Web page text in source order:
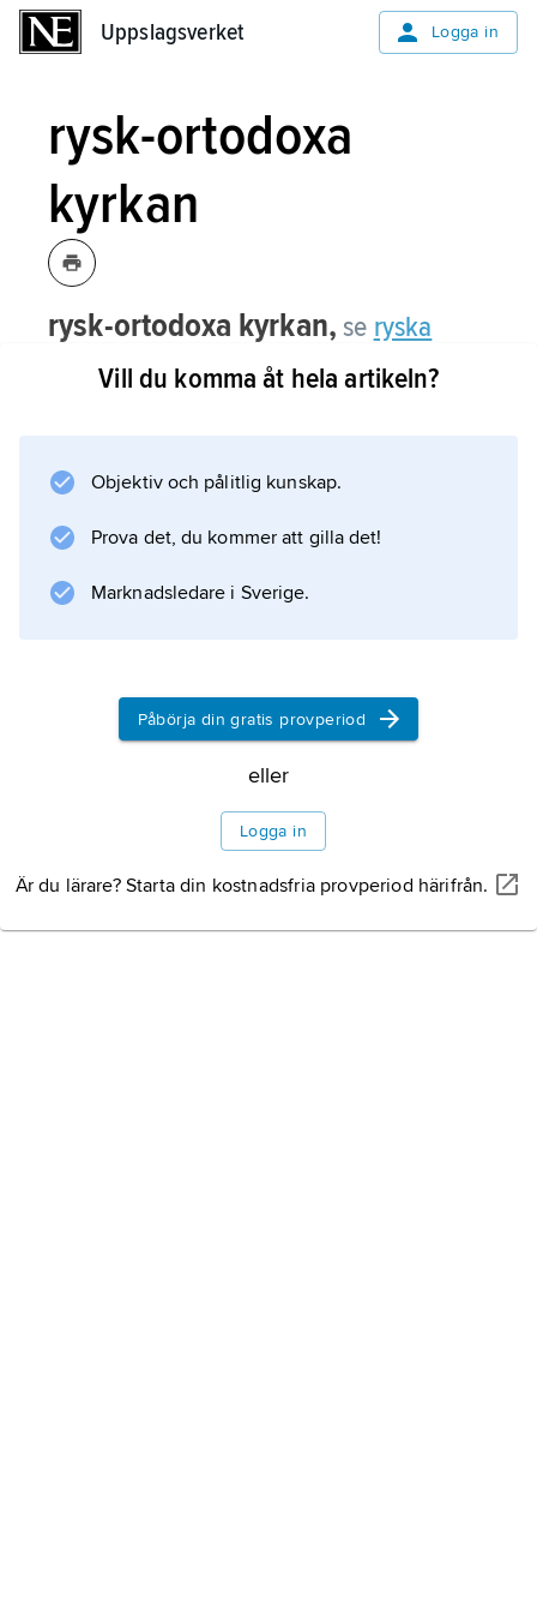
Uppslagsverket Logga in
rysk-ortodoxa
kyrkan
rysk-ortodoxa kyrkan, se ryska
ortodoxa kyrkan
Vill du komma åt hela artikeln?
Objektiv och pålitlig kunskap.
Prova det, du kommer att gilla det!
Marknadsledare i Sverige.
Påbörja din gratis provperiod
eller
Logga in
Är du lärare? Starta din kostnadsfria provperiod härifrån.